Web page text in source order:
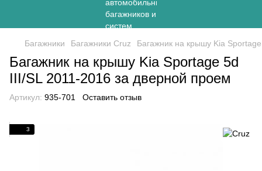
Багажники Багажники Cruz Багажник на крышу Kia
Багажник на крышу Kia Sportage 5d
III/SL 2011-2016 за дверной проем
Артикул: 935-701 Оставить отзыв
3